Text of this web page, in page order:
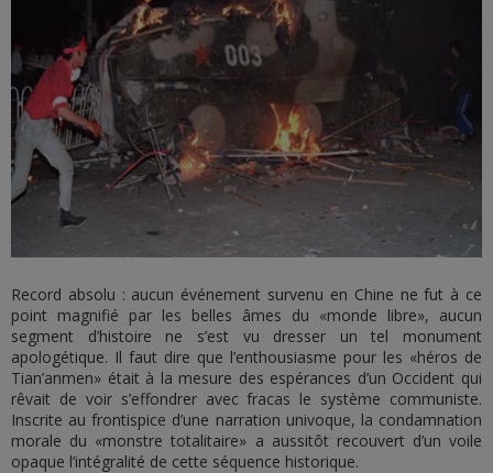
Record absolu : aucun événement survenu en Chine ne fut à ce
point magnifié par les belles âmes du «monde libre», aucun
segment d’histoire ne s’est vu dresser un tel monument
apologétique. Il faut dire que l’enthousiasme pour les «héros de
Tian’anmen» était à la mesure des espérances d’un Occident qui
rêvait de voir s’effondrer avec fracas le système communiste.
Inscrite au frontispice d’une narration univoque, la condamnation
morale du «monstre totalitaire» a aussitôt recouvert d’un voile
opaque l’intégralité de cette séquence historique.